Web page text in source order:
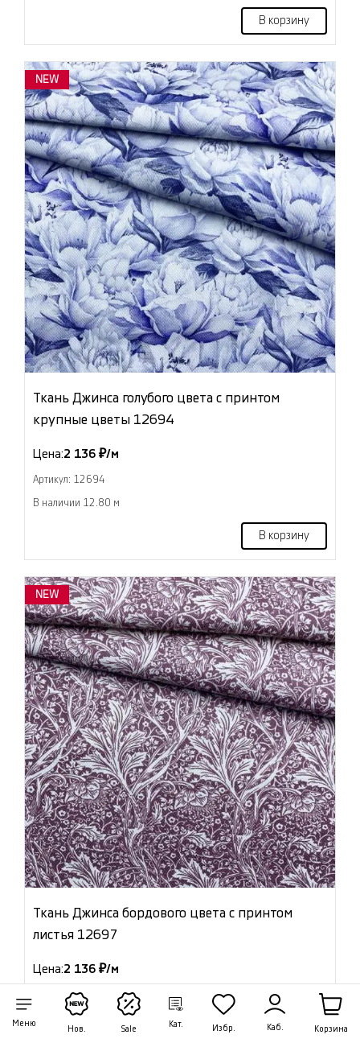
Меню
Нов. Sale
Кат. Избр. Каб. Корзина
В корзину
NEW
Ткань Джинса голубого цвета с принтом
крупные цветы 12694
Цена:2 136 ₽/м
Артикул: 12694
В наличии 12.80 м
В корзину
NEW
Ткань Джинса бордового цвета с принтом
листья 12697
Цена:2 136 ₽/м
Артикул: 12697
В наличии 18.20 м